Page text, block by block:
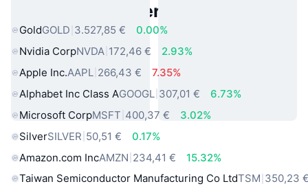
Beliebte reale Vermögenswerte
GoldGOLD 3.527,85 €
0.00%
Nvidia CorpNVDA 172,46 €
2.93%
Apple Inc.AAPL 266,43 €
7.35%
Alphabet Inc Class AGOOGL 307,01 €
6.73%
Microsoft CorpMSFT 400,37 €
3.02%
SilverSILVER 50,51 €
0.17%
Amazon.com IncAMZN 234,41 €
15.32%
Taiwan Semiconductor Manufacturing Co LtdTSM 350,23